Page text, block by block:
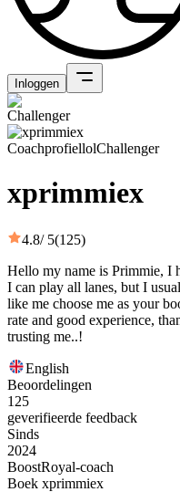
Inloggen
CoachprofiellolChallenger
xprimmiex
4.8/ 5(125)
Hello my name is Primmie, I
I can play all lanes, but I
like me choose me as your
rate and good experience,
trusting me..!
English
Beoordelingen
125
geverifieerde feedback
Sinds
2024
BoostRoyal-coach
Boek xprimmiex